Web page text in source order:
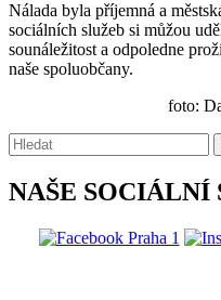
Nálada byla příjemná a
sociálních služeb si můžou
sounáležitost a odpoledne
naše spoluobčany.
foto:
Vyhledávání:
NAŠE SOCIÁLNÍ